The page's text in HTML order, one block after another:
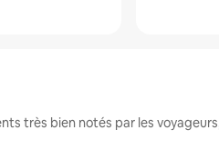
très bien notés par les